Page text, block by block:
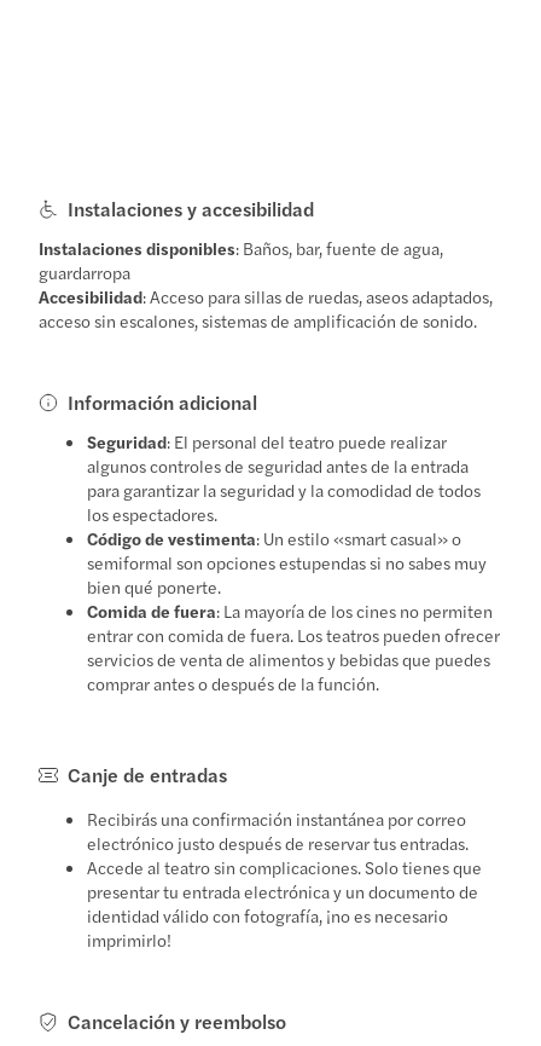
Instalaciones y accesibilidad
Instalaciones disponibles: Baños, bar, fuente de agua,
guardarropa
Accesibilidad: Acceso para sillas de ruedas, aseos adaptados,
acceso sin escalones, sistemas de amplificación de sonido.
Información adicional
Seguridad: El personal del teatro puede realizar
algunos controles de seguridad antes de la entrada
para garantizar la seguridad y la comodidad de todos
los espectadores.
Código de vestimenta: Un estilo «smart casual» o
semiformal son opciones estupendas si no sabes muy
bien qué ponerte.
Comida de fuera: La mayoría de los cines no permiten
entrar con comida de fuera. Los teatros pueden ofrecer
servicios de venta de alimentos y bebidas que puedes
comprar antes o después de la función.
Canje de entradas
Recibirás una confirmación instantánea por correo
electrónico justo después de reservar tus entradas.
Accede al teatro sin complicaciones. Solo tienes que
presentar tu entrada electrónica y un documento de
identidad válido con fotografía, ¡no es necesario
imprimirlo!
Cancelación y reembolso